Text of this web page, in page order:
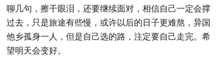
聊几句，擦干眼泪，还要继续面对，相信自己一定会撑
过去，只是旅途有些慢，或许以后的日子更难熬，异国
他乡孤身一人，但是自己选的路，注定要自己走完。希
望明天会变好。